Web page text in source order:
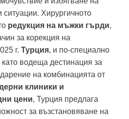
Хирургичното
редукция на мъжки гърди,
за корекция на
г. Турция, и по-специално
водеща дестинация за
на комбинацията от
клиники и
цени, Турция предлага
за възстановяване на